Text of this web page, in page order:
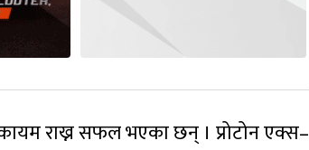
राख्न सफल भएका छन् । प्रोटोन एक्स–